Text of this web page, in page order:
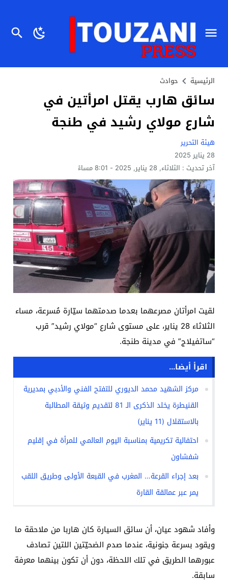
الرئيسية حوادث
سائق هارب يقتل امرأتين في
شارع مولاي رشيد في طنجة
هيئة التحرير
28 يناير 2025
آخر تحديث : الثلاثاء, 28 يناير, 2025 - 8:01 مساءً
لقيت امرأتان مصرعهما بعدما صدمتهما سيّارة مُسرعة، مساء
الثلاثاء 28 يناير، على مستوى شارع “مولاي رشيد” قرب
“ساتفيلاج” في مدينة طنجة.
اقرأ أيضا...
مركز الشهيد محمد الديوري للتفتح الفني والأدبي بمديرية
القنيطرة يخلد الذكرى الـ 81 لتقديم وثيقة المطالبة
بالاستقلال (11 يناير)
احتفالية تكريمية بمناسبة اليوم العالمي للمرأة في إقليم
شفشاون
بعد إجراء القرعة… المغرب في القبعة الأولى وطريق اللقب
يمر عبر عمالقة القارة
وأفاد شهود عيان، أن سائق السيارة كان هاربا من ملاحقة ما
ويقود بسرعة جنونية، عندما صدم الضحيّتين اللتين تصادف
عبورهما الطريق في تلك اللحظة، دون أن تكون بينهما معرفة
سابقة.